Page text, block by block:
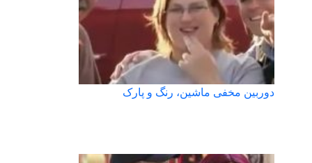
دوربین مخفی ماشین، رنگ و پارک